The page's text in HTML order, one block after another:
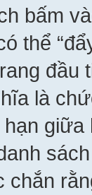
bấm
thể
đầu
là
giữa
chắn